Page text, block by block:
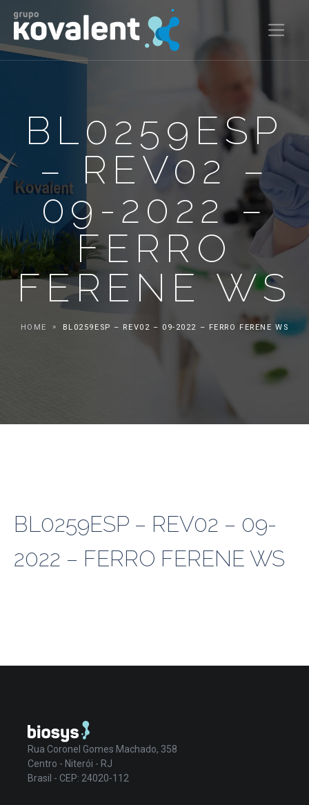
BL0259ESP
– REV02 –
09-2022 –
FERRO
FERENE WS
HOME BL0259ESP – REV02 – 09-2022 – FERRO FERENE WS
BL0259ESP – REV02 – 09-
2022 – FERRO FERENE WS
Rua Coronel Gomes Machado, 358
Centro - Niterói - RJ
Brasil - CEP: 24020-112